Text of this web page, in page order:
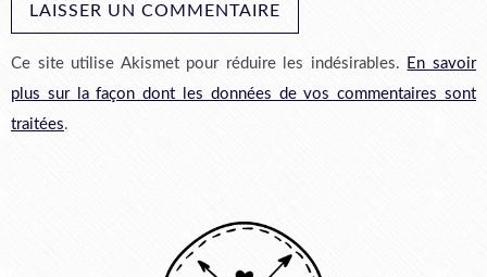
Ce site utilise Akismet pour réduire les indésirables. En savoir
plus sur la façon dont les données de vos commentaires sont
traitées.